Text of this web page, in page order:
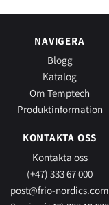
NAVIGERA
Blogg
Katalog
Om Temptech
Produktinformation
KONTAKTA OSS
Kontakta oss
(+47) 333 67 000
post@frio-nordics.com